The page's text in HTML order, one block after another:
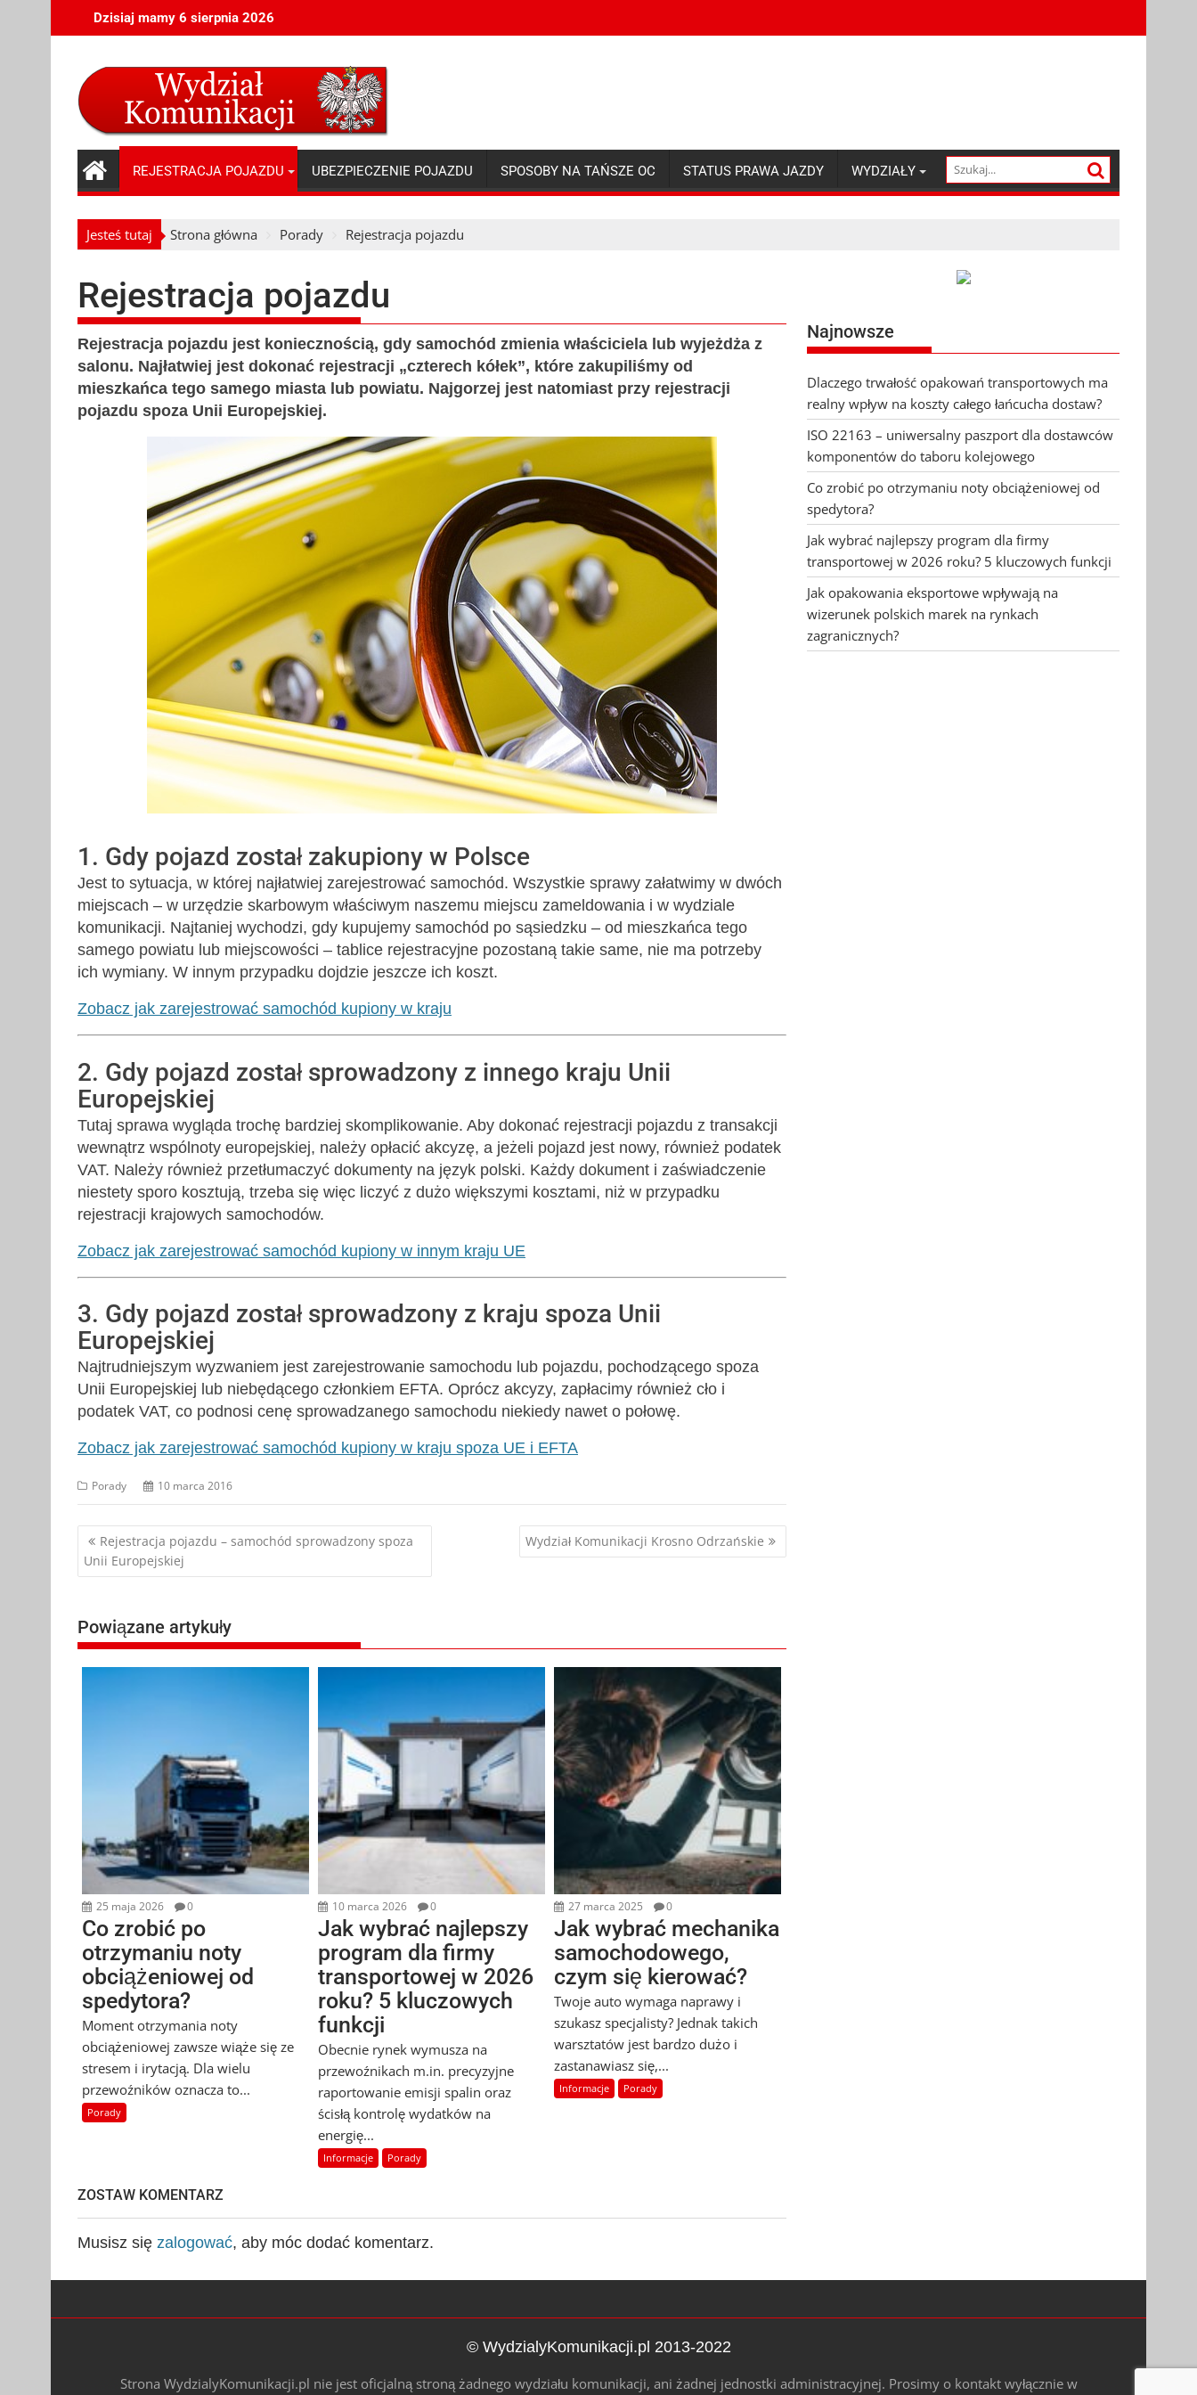
to
Dzisiaj mamy 6 sierpnia 2026
REJESTRACJA POJAZDU UBEZPIECZENIE POJAZDU SPOSOBY NA TAŃSZE OC STATUS PRAWA JAZDY WYDZIAŁY
Jesteś tutaj Strona główna Porady Rejestracja pojazdu
Rejestracja pojazdu
Rejestracja pojazdu jest koniecznością, gdy samochód zmienia właściciela lub wyjeżdża z
salonu. Najłatwiej jest dokonać rejestracji „czterech kółek”, które zakupiliśmy od
mieszkańca tego samego miasta lub powiatu. Najgorzej jest natomiast przy rejestracji
pojazdu spoza Unii Europejskiej.
1. Gdy pojazd został zakupiony w Polsce
Jest to sytuacja, w której najłatwiej zarejestrować samochód. Wszystkie sprawy załatwimy w dwóch
miejscach – w urzędzie skarbowym właściwym naszemu miejscu zameldowania i w wydziale
komunikacji. Najtaniej wychodzi, gdy kupujemy samochód po sąsiedzku – od mieszkańca tego
samego powiatu lub miejscowości – tablice rejestracyjne pozostaną takie same, nie ma potrzeby
ich wymiany. W innym przypadku dojdzie jeszcze ich koszt.
Zobacz jak zarejestrować samochód kupiony w kraju
2. Gdy pojazd został sprowadzony z innego kraju Unii
Europejskiej
Tutaj sprawa wygląda trochę bardziej skomplikowanie. Aby dokonać rejestracji pojazdu z transakcji
wewnątrz wspólnoty europejskiej, należy opłacić akcyzę, a jeżeli pojazd jest nowy, również podatek
VAT. Należy również przetłumaczyć dokumenty na język polski. Każdy dokument i zaświadczenie
niestety sporo kosztują, trzeba się więc liczyć z dużo większymi kosztami, niż w przypadku
rejestracji krajowych samochodów.
Zobacz jak zarejestrować samochód kupiony w innym kraju UE
3. Gdy pojazd został sprowadzony z kraju spoza Unii
Europejskiej
Najtrudniejszym wyzwaniem jest zarejestrowanie samochodu lub pojazdu, pochodzącego spoza
Unii Europejskiej lub niebędącego członkiem EFTA. Oprócz akcyzy, zapłacimy również cło i
podatek VAT, co podnosi cenę sprowadzanego samochodu niekiedy nawet o połowę.
Zobacz jak zarejestrować samochód kupiony w kraju spoza UE i EFTA
Porady 10 marca 2016
Nawigacja
wpisu
Rejestracja pojazdu – samochód sprowadzony spoza
Unii Europejskiej
Wydział Komunikacji Krosno Odrzańskie
Powiązane artykuły
25 maja 2026 0
Co zrobić po
otrzymaniu noty
obciążeniowej od
spedytora?
Moment otrzymania noty
obciążeniowej zawsze wiąże się ze
stresem i irytacją. Dla wielu
przewoźników oznacza to...
Porady
10 marca 2026 0
Jak wybrać najlepszy
program dla firmy
transportowej w 2026
roku? 5 kluczowych
funkcji
Obecnie rynek wymusza na
przewoźnikach m.in. precyzyjne
raportowanie emisji spalin oraz
ścisłą kontrolę wydatków na
energię...
Informacje Porady
27 marca 2025 0
Jak wybrać mechanika
samochodowego,
czym się kierować?
Twoje auto wymaga naprawy i
szukasz specjalisty? Jednak takich
warsztatów jest bardzo dużo i
zastanawiasz się,...
Informacje Porady
ZOSTAW KOMENTARZ
Musisz się zalogować, aby móc dodać komentarz.
Najnowsze
Dlaczego trwałość opakowań transportowych ma
realny wpływ na koszty całego łańcucha dostaw?
ISO 22163 – uniwersalny paszport dla dostawców
komponentów do taboru kolejowego
Co zrobić po otrzymaniu noty obciążeniowej od
spedytora?
Jak wybrać najlepszy program dla firmy
transportowej w 2026 roku? 5 kluczowych funkcji
Jak opakowania eksportowe wpływają na
wizerunek polskich marek na rynkach
zagranicznych?
© WydzialyKomunikacji.pl 2013-2022
Strona WydzialyKomunikacji.pl nie jest oficjalną stroną żadnego wydziału komunikacji, ani żadnej jednostki administracyjnej. Prosimy o kontakt wyłącznie w